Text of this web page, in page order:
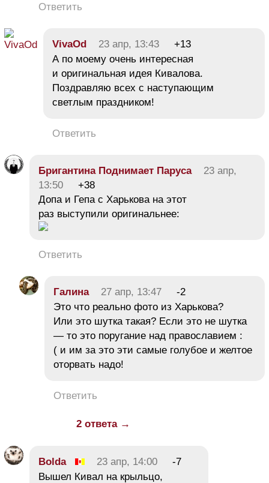
Ответить
VivaOd 23 апр, 13:43
+13
А по моему очень интересная
и оригинальная идея Кивалова.
Поздравляю всех с наступающим
светлым праздником!
Ответить
Бригантина Поднимает Паруса
23 апр,
13:50
+38
Допа и Гепа с Харькова на этот
раз выступили оригинальнее:
Ответить
Галина 27 апр, 13:47
-2
Это что реально фото из Харькова?
Или это шутка такая? Если это не шутка
— то это поругание над православием :
( и им за это эти самые голубое и желтое
оторвать надо!
Ответить
2 ответа →
Bolda 23 апр, 14:00
-7
Вышел Кивал на крыльцо,